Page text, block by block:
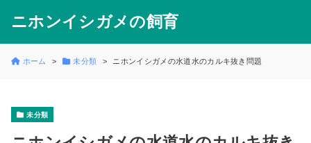
ニホンイシガメの飼育
ホーム 未分類 ニホンイシガメの水道水のカルキ抜き問題
未分類